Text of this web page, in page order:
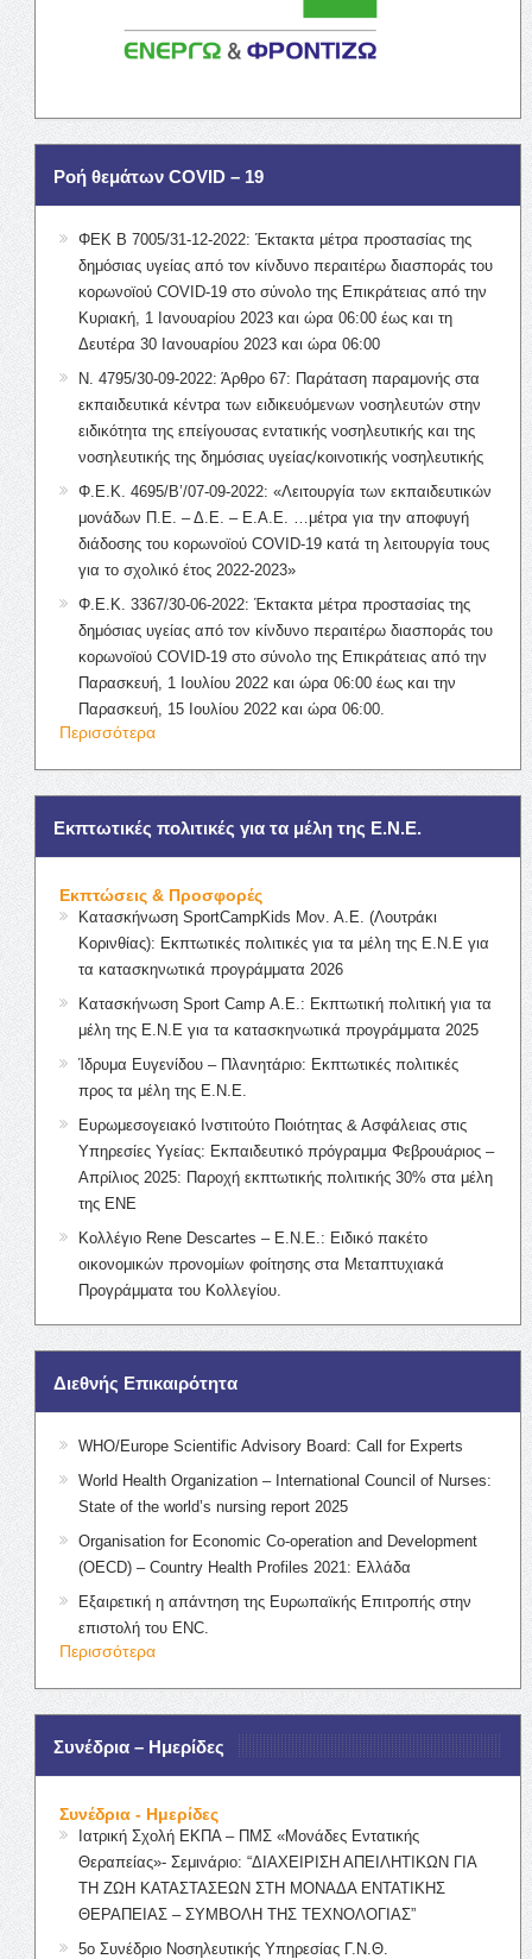
Ροή θεμάτων COVID – 19
ΦΕΚ Β 7005/31-12-2022: Έκτακτα μέτρα προστασίας της
δημόσιας υγείας από τον κίνδυνο περαιτέρω διασποράς του
κορωνοϊού COVID-19 στο σύνολο της Επικράτειας από την
Κυριακή, 1 Ιανουαρίου 2023 και ώρα 06:00 έως και τη
Δευτέρα 30 Ιανουαρίου 2023 και ώρα 06:00
Ν. 4795/30-09-2022: Άρθρο 67: Παράταση παραμονής στα
εκπαιδευτικά κέντρα των ειδικευόμενων νοσηλευτών στην
ειδικότητα της επείγουσας εντατικής νοσηλευτικής και της
νοσηλευτικής της δημόσιας υγείας/κοινοτικής νοσηλευτικής
Φ.Ε.Κ. 4695/Β’/07-09-2022: «Λειτουργία των εκπαιδευτικών
μονάδων Π.Ε. – Δ.Ε. – Ε.Α.Ε. …μέτρα για την αποφυγή
διάδοσης του κορωνοϊού COVID-19 κατά τη λειτουργία τους
για το σχολικό έτος 2022-2023»
Φ.Ε.Κ. 3367/30-06-2022: Έκτακτα μέτρα προστασίας της
δημόσιας υγείας από τον κίνδυνο περαιτέρω διασποράς του
κορωνοϊού COVID-19 στο σύνολο της Επικράτειας από την
Παρασκευή, 1 Ιουλίου 2022 και ώρα 06:00 έως και την
Παρασκευή, 15 Ιουλίου 2022 και ώρα 06:00.
Περισσότερα
Εκπτωτικές πολιτικές για τα μέλη της Ε.Ν.Ε.
Εκπτώσεις & Προσφορές
Κατασκήνωση SportCampKids Μον. Α.Ε. (Λουτράκι
Κορινθίας): Εκπτωτικές πολιτικές για τα μέλη της Ε.Ν.Ε για
τα κατασκηνωτικά προγράμματα 2026
Κατασκήνωση Sport Camp Α.Ε.: Εκπτωτική πολιτική για τα
μέλη της Ε.Ν.Ε για τα κατασκηνωτικά προγράμματα 2025
Ίδρυμα Ευγενίδου – Πλανητάριο: Εκπτωτικές πολιτικές
προς τα μέλη της Ε.Ν.Ε.
Ευρωμεσογειακό Ινστιτούτο Ποιότητας & Ασφάλειας στις
Υπηρεσίες Υγείας: Εκπαιδευτικό πρόγραμμα Φεβρουάριος –
Απρίλιος 2025: Παροχή εκπτωτικής πολιτικής 30% στα μέλη
της ΕΝΕ
Κολλέγιο Rene Descartes – Ε.Ν.Ε.: Ειδικό πακέτο
οικονομικών προνομίων φοίτησης στα Μεταπτυχιακά
Προγράμματα του Κολλεγίου.
Διεθνής Επικαιρότητα
WHO/Europe Scientific Advisory Board: Call for Experts
World Health Organization – International Council of Nurses:
State of the world’s nursing report 2025
Organisation for Economic Co-operation and Development
(OECD) – Country Health Profiles 2021: Ελλάδα
Εξαιρετική η απάντηση της Ευρωπαϊκής Επιτροπής στην
επιστολή του ENC.
Περισσότερα
Συνέδρια – Ημερίδες
Συνέδρια - Ημερίδες
Ιατρική Σχολή ΕΚΠΑ – ΠΜΣ «Μονάδες Εντατικής
Θεραπείας»- Σεμινάριο: “ΔΙΑΧΕΙΡΙΣΗ ΑΠΕΙΛΗΤΙΚΩΝ ΓΙΑ
ΤΗ ΖΩΗ ΚΑΤΑΣΤΑΣΕΩΝ ΣΤΗ ΜΟΝΑΔΑ ΕΝΤΑΤΙΚΗΣ
ΘΕΡΑΠΕΙΑΣ – ΣΥΜΒΟΛΗ ΤΗΣ ΤΕΧΝΟΛΟΓΙΑΣ”
5ο Συνέδριο Νοσηλευτικής Υπηρεσίας Γ.Ν.Θ.